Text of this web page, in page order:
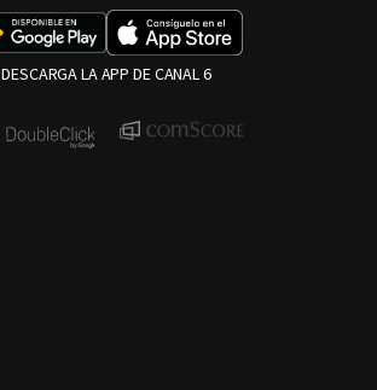
DESCARGA LA APP DE CANAL 6